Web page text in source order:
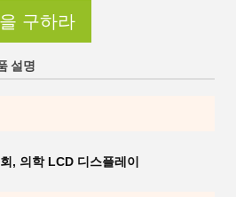
구하라
설명
, 의학 LCD 디스플레이